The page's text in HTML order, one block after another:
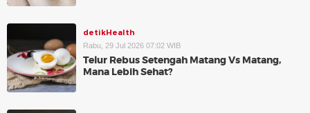
detikHealth
Rabu, 29 Jul 2026 07:02 WIB
Telur Rebus Setengah Matang Vs Matang,
Mana Lebih Sehat?